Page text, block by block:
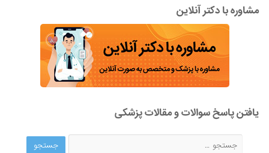
مشاوره با دکتر آنلاین
یافتن پاسخ سوالات و مقالات پزشکی